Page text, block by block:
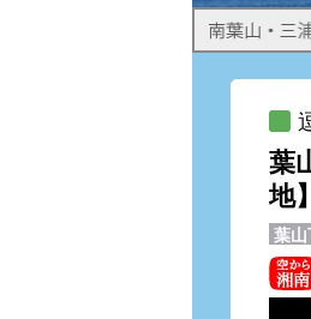
葉
地】
葉山